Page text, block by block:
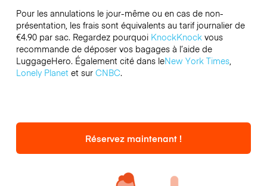
Pour les annulations le jour-même ou en cas de non-
présentation, les frais sont équivalents au tarif journalier de
€4.90 par sac. Regardez pourquoi KnockKnockvous
recommande de déposer vos bagages à l’aide de
LuggageHero. Également cité dans leNew York Times,
Lonely Planetet sur CNBC.
Réservez maintenant !